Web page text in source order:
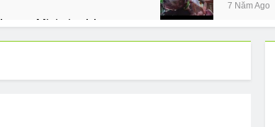
7 Năm Ago
to Minimize It!
as you think and here’s why!
The Ultimate Guide